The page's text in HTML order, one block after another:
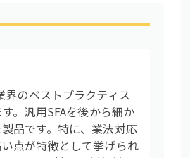
のベストプラクティス
。汎用SFAを後から細か
品です。特に、業法対応
点が特徴として挙げられ